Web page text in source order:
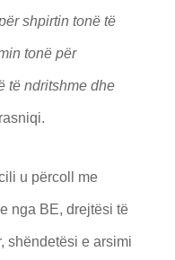
shpirtin tonë të
tonë për
të ndritshme dhe
u përcoll me
nga BE, drejtësi të
shëndetësi e arsimi